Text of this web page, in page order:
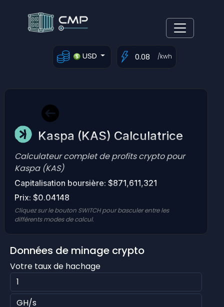
USD /kwh
Kaspa (KAS) Calculatrice
Calculateur complet de profits crypto pour
Kaspa (KAS)
Capitalisation boursière: $871,611,321
Prix: $0.04148
Cliquez sur le bouton SWITCH pour basculer entre les
différents modes de calcul.
Données de minage crypto
Votre taux de hachage